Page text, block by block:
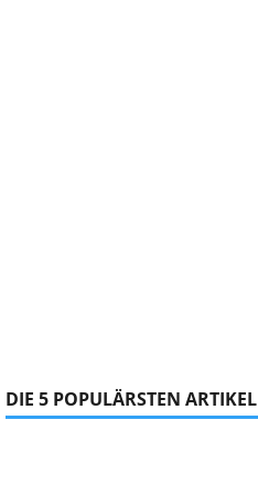
DIE 5 POPULÄRSTEN ARTIKEL